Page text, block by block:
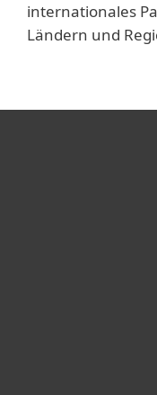
internationales
Ländern und